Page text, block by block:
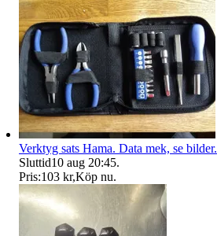
Verktyg sats Hama. Data mek, se bilder.
Sluttid10 aug 20:45.
Pris:103 kr,Köp nu.